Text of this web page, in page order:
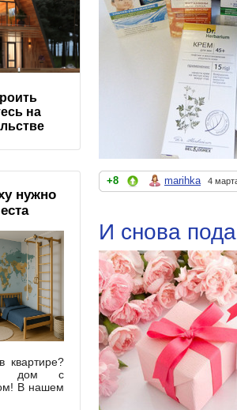
+8 marihka 4
И снова
на
нужно
квартире?
дом с
В нашем